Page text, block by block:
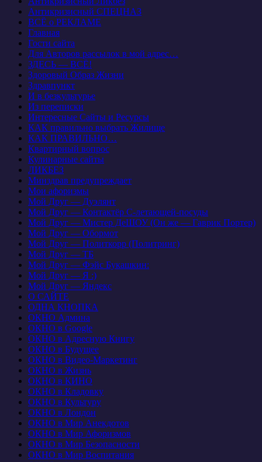
Антикризисный СПЕЦНАЗ
ВСЁ о РЕКЛАМЕ
Главная
Гости сайта
Для Авторов рассылок в мой адрес…
ЗДЕСЬ — ВСЁ!
Здоровый Образ Жизни
Здравпункт
И в безкультурье
Из переписки
Интересные Сайты и Ресурсы
КАК правильно выбрать Жилище
КАК ПРАВИЛЬНО…
Квартирный вопрос
Кулинарные сайты
ЛИКБЕЗ
Минздрав предупреждает
Мои афоризмы
Мой Друг — Дуэлянт
Мой Друг — Контактёр С-летающей-посуды
Мой Друг — Мистер ДеШОУ (Он же — Гаврик Портер)
Мой Друг — Обормот
Мой Друг — Политкорр (Политринг)
Мой Друг — ТБ
Мой Друг — Фэйс Букашкин:
Мой Друг — Я :)
Мой Друг — Яндекс
О САЙТЕ
ОДНА КНОПКА
ОКНО Админа
ОКНО в Google
ОКНО в Адресную Книгу
ОКНО в Будущее
ОКНО в Видео-Маркетинг
ОКНО в Жизнь
ОКНО в КИНО
ОКНО в Кладовку
ОКНО в Культуру
ОКНО в Лондон
ОКНО в Мир Анекдотов
ОКНО в Мир Афоризмов
ОКНО в Мир Безопасности
ОКНО в Мир Воспитания